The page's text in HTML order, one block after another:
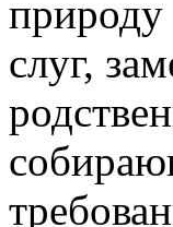
природу
слуг,